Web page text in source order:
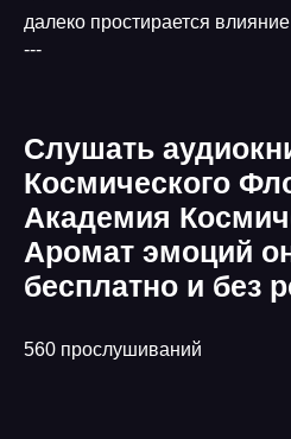
далеко простирается
---
Слушать
Космического
Академия
Аромат эмоций
бесплатно и без
560 прослушиваний